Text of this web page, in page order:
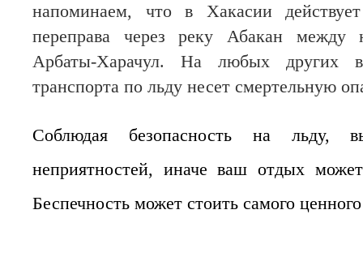
напоминаем, что в Хакасии действует
переправа через реку Абакан между
Арбаты-Харачул. На любых других
транспорта по льду несет смертельную
Соблюдая безопасность на льду,
неприятностей, иначе ваш отдых может
Беспечность может стоить самого